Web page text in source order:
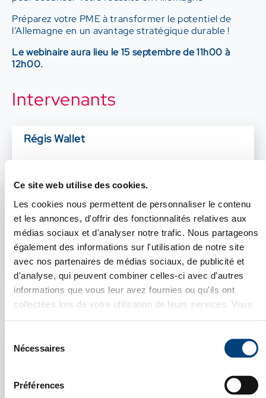
Ce site web utilise des cookies.
Les cookies nous permettent de personnaliser le contenu
et les annonces, d'offrir des fonctionnalités relatives aux
médias sociaux et d'analyser notre trafic. Nous partageons
également des informations sur l'utilisation de notre site
avec nos partenaires de médias sociaux, de publicité et
d'analyse, qui peuvent combiner celles-ci avec d'autres
informations que vous leur avez fournies ou qu'ils ont
collectées lors de votre utilisation de leurs services. Vous
Voir notrePolitique de confidentialité
Nécessaires
Préférences
Préparez votre PME à transformer le potentiel de
l’Allemagne en un avantage stratégique durable !
Le webinaire aura lieu le 15 septembre de 11h00 à
12h00.
Intervenants
Régis Wallet
Aurélie Devillard
Consultante
CCI France Allemagne
Inscription
RECRUTEMENT, CROISSANCE
EXTERNE : DES SOLUTIONS